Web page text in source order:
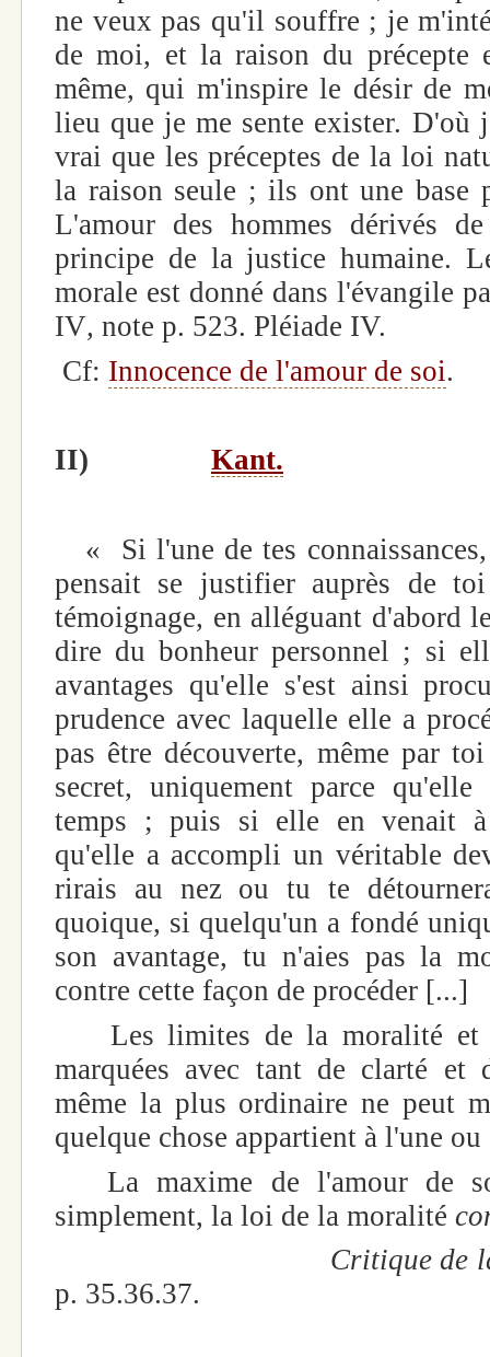
ne veux pas qu'il souffre ; je
de moi, et la raison du précepte
même, qui m'inspire le désir de
lieu que je me sente exister. D'où
vrai que les préceptes de la loi
la raison seule ; ils ont une base
L'amour des hommes dérivés
principe de la justice humaine.
morale est donné dans l'évangile
IV, note p. 523. Pléiade IV.
Cf: Innocence de l'amour de soi.
II) Kant.
« Si l'une de tes
pensait se justifier auprès de
témoignage, en alléguant d'abord
dire du bonheur personnel ; si
avantages qu'elle s'est ainsi
prudence avec laquelle elle a
pas être découverte, même par
secret, uniquement parce
temps ; puis si elle en venait à
qu'elle a accompli un véritable
rirais au nez ou tu te
quoique, si quelqu'un a fondé
son avantage, tu n'aies pas la
contre cette façon de procéder [...]
Les limites de la moralité et
marquées avec tant de clarté et
même la plus ordinaire ne peut
quelque chose appartient à l'une
La maxime de l'amour de
simplement, la loi de la moralité
Critique de la
p. 35.36.37.